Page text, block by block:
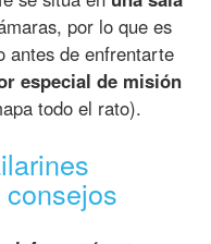
por lo que es
antes de enfrentarte
especial de misión
todo el rato).